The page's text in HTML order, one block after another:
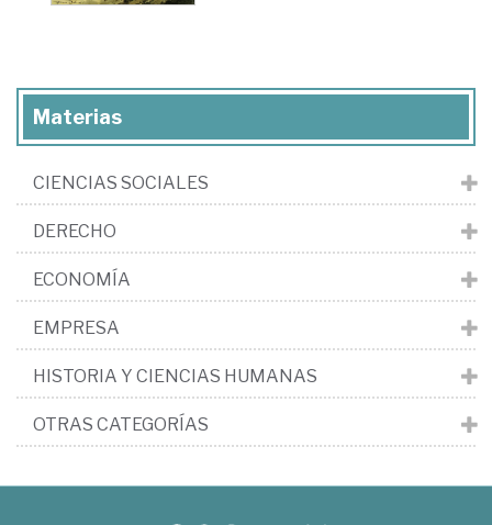
Materias
CIENCIAS SOCIALES
DERECHO
ECONOMÍA
EMPRESA
HISTORIA Y CIENCIAS HUMANAS
OTRAS CATEGORÍAS